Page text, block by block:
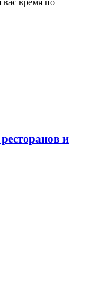
время по
и